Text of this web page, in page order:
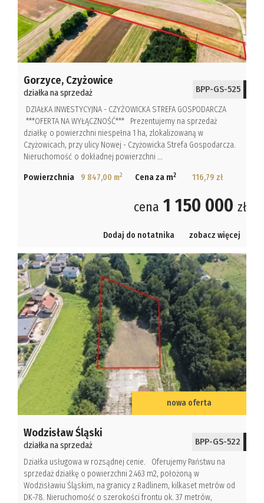
Gorzyce, Czyżowice
działka na sprzedaż BPP-GS-525
DZIAŁKA INWESTYCYJNA - CZYŻOWICKA STREFA GOSPODARCZA
***OFERTA NA WYŁĄCZNOŚĆ*** Prezentujemy na sprzedaż
działkę o powierzchni niespełna 1 ha, zlokalizowaną w
Czyżowicach, przy ulicy Nowej - Czyżowicka Strefa Gospodarcza.
Nieruchomość o dokładnej powierzchni ...
Powierzchnia 9 847,00 m2 Cena za m2 116,79 zł
cena 1 150 000 zł
Dodaj do notatnika zobacz więcej
nowa oferta
Wodzisław Śląski
działka na sprzedaż BPP-GS-522
Działka usługowa w rozsądnej cenie. Oferujemy Państwu na
sprzedaż działkę o powierzchni 2.463 m2, położoną w
Wodzisławiu Śląskim, na granicy z Radlinem, kilkaset metrów od
DK-78. Nieruchomość o szerokości frontu ok. 37 metrów,